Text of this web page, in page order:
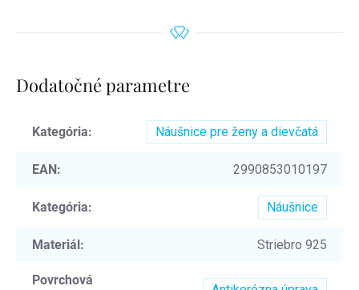
Dodatočné parametre
Kategória: Náušnice pre ženy a dievčatá
EAN: 2990853010197
Kategória: Náušnice
Materiál: Striebro 925
Povrchová